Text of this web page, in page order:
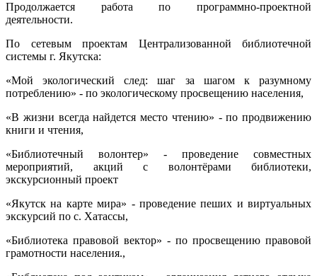
Продолжается работа по программно-проектной
деятельности.
По сетевым проектам Централизованной библиотечной
системы г. Якутска:
«Мой экологический след: шаг за шагом к разумному
потреблению» - по экологическому просвещению населения,
«В жизни всегда найдется место чтению» - по продвижению
книги и чтения,
«Библиотечный волонтер» - проведение совместных
мероприятий, акций с волонтёрами библиотеки,
экскурсионный проект
«Якутск на карте мира» - проведение пеших и виртуальных
экскурсий по с. Хатассы,
«Библиотека правовой вектор» - по просвещению правовой
грамотности населения.,